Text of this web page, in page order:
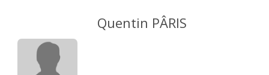
Quentin PÂRIS